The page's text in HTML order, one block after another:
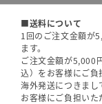
■送料について
1回のご注文金額が
ます。
ご注文金額が5,000
込）をお客様にご負
海外発送につきま
お客様にご負担いた